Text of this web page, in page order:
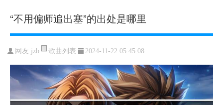
“不用偏师追出塞”的出处是哪里
网友:jzb 歌曲列表 2024-11-22 05:45:08